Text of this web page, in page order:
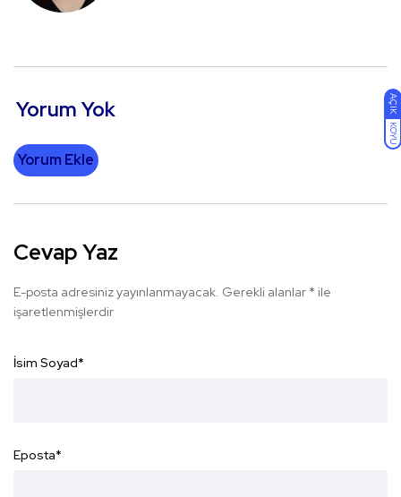
AÇIK
KOYU
Yorum Yok
Yorum Ekle
Cevap Yaz
E-posta adresiniz yayınlanmayacak. Gerekli alanlar * ile
işaretlenmişlerdir
İsim Soyad*
Eposta*